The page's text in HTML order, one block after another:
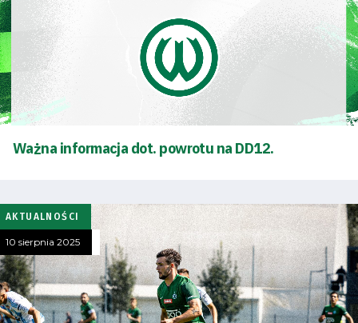
Ważna informacja dot. powrotu na DD12.
AKTUALNOŚCI
10 sierpnia 2025